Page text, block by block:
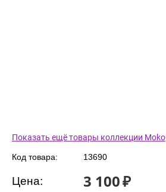
Показать ещё товары коллекции Moko
Код товара: 13690
Цена: 3 100₽